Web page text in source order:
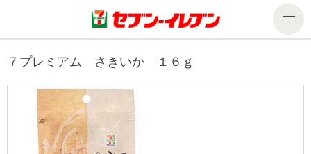
商品のご案内
商品のご案内トップ
今週の新商品
セール・キャンペーン
サービス
７プレミアム さきいか １６ｇ